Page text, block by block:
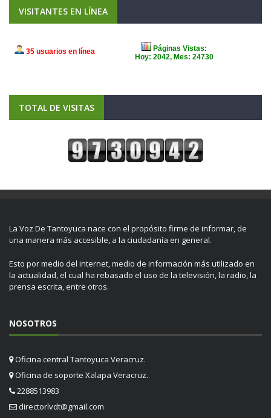
VISITANTES EN LÍNEA
TOTAL DE VISITAS
La Voz De Tantoyuca nace con el propósito firme de informar, de
una manera más accesible, a la ciudadanía en general.
Esto por medio del internet, medio de información más utilizado en
la actualidad, el cual ha rebasado el uso de la televisión, la radio, la
prensa escrita, entre otros.
NOSOTROS
Oficina central Tantoyuca Veracruz.
Oficina de soporte Xalapa Veracruz.
2288513983
directorlvdt@gmail.com